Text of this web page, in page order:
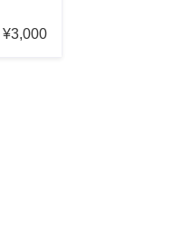
¥3,000